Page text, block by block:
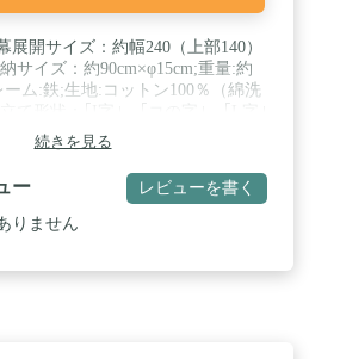
展開サイズ：約幅240（上部140）
サイズ：約90cm×φ15cm;重量:約
ーム:鉄;生地:コットン100％（綿洗
難燃性・耐久性】焚き火風防には
％コットン製帆布を採用してい
んでも穴が空きにくいので安心で
遮ったり、囲まれた閉鎖空間をつ
、手洗いも可能です。洗い加工が
続きを見る
ー レビューを書く
りません